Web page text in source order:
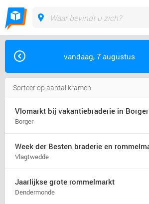
vandaag, 7 augustus
Vlomarkt bij vakantiebraderie in Borger
Borger
Vlagtwedde
Jaarlijkse grote rommelmarkt
Dendermonde